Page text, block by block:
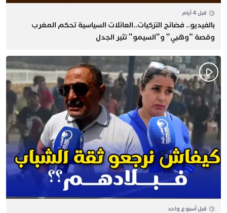
قبل 4 أيام
بالفيديو.. فضائح التزكيات..العائلات السياسية تحكم المغرب
وقصة “وهبي” و”السيمو” تثير الجدل
قبل أسبوع واحد